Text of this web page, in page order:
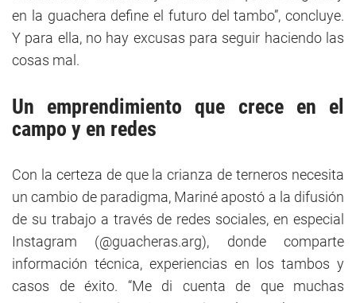
en la guachera define el futuro del tambo”, concluye.
Y para ella, no hay excusas para seguir haciendo las
cosas mal.
Un emprendimiento que crece en el
campo y en redes
Con la certeza de que la crianza de terneros necesita
un cambio de paradigma, Mariné apostó a la difusión
de su trabajo a través de redes sociales, en especial
Instagram (@guacheras.arg), donde comparte
información técnica, experiencias en los tambos y
casos de éxito. “Me di cuenta de que muchas